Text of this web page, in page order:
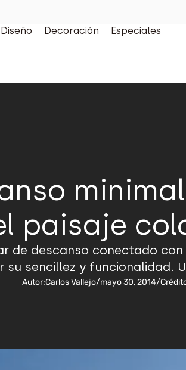
Diseño Decoración Especiales
paisaje
de descanso conectado
su sencillez y funcionalidad.
Autor:Carlos Vallejo/mayo 30, 2014/